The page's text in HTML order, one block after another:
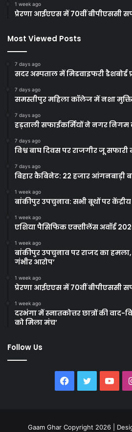
1 week ago
प्रेरणा आईएएस में 70वीं बीपीएससी
Most Viewed Posts
7 days ago
सदर अस्पताल में मिडवाइफरी डैशबोर्ड
7 days ago
समस्तीपुर महिला कॉलेज में नशा
7 days ago
हड़ताली सफाईकर्मियों ने नगर निगम
7 days ago
विश्व बाघ दिवस पर राजगीर जू
7 days ago
बिहार कैबिनेट: 22 हजार आंगनबाड़ी
1 week ago
बांकीपुर उपचुनाव: सभी बूथों पर
1 week ago
एशिया पैसिफिक एक्सीलेंस अवॉर्ड
1 week ago
बांकीपुर उपचुनाव पर राजद का
गंभीर आरोप’
1 week ago
प्रेरणा आईएएस में 70वीं बीपीएससी
1 week ago
दरभंगा में स्नातकोत्तर छात्रों की वाद-
को मिला मंच’
Follow Us
Facebook
Twitter
Gaam Ghar Copyright 2026 |